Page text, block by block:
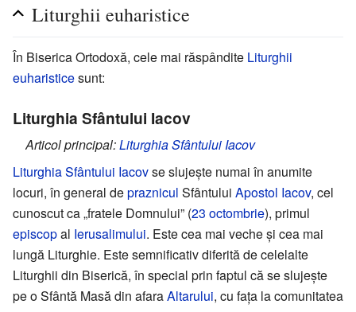
Liturghii euharistice
În Biserica Ortodoxă, cele mai răspândite Liturghii
euharisticesunt:
Liturghia Sfântului Iacov
Articol principal:Liturghia Sfântului Iacov
Liturghia Sfântului Iacovse slujește numai în anumite
locuri, în general depraznicul Sfântului Apostol Iacov, cel
cunoscut ca „fratele Domnului” (23 octombrie), primul
episcopal Ierusalimului. Este cea mai veche și cea mai
lungă Liturghie. Este semnificativ diferită de celelalte
Liturghii din Biserică, în special prin faptul că se slujește
pe o Sfântă Masă din afaraAltarului, cu fața la comunitatea